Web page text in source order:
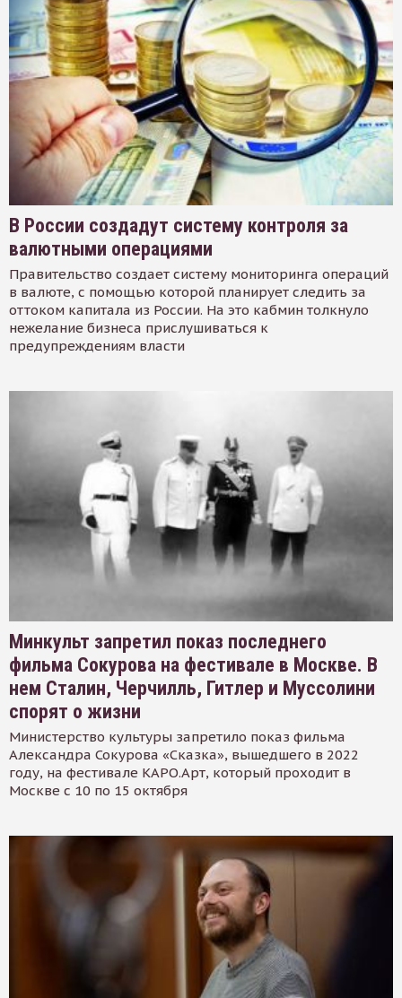
В России создадут систему контроля за
валютными операциями
Правительство создает систему мониторинга операций
в валюте, с помощью которой планирует следить за
оттоком капитала из России. На это кабмин толкнуло
нежелание бизнеса прислушиваться к
предупреждениям власти
Минкульт запретил показ последнего
фильма Сокурова на фестивале в Москве. В
нем Сталин, Черчилль, Гитлер и Муссолини
спорят о жизни
Министерство культуры запретило показ фильма
Александра Сокурова «Сказка», вышедшего в 2022
году, на фестивале КАРО.Арт, который проходит в
Москве с 10 по 15 октября